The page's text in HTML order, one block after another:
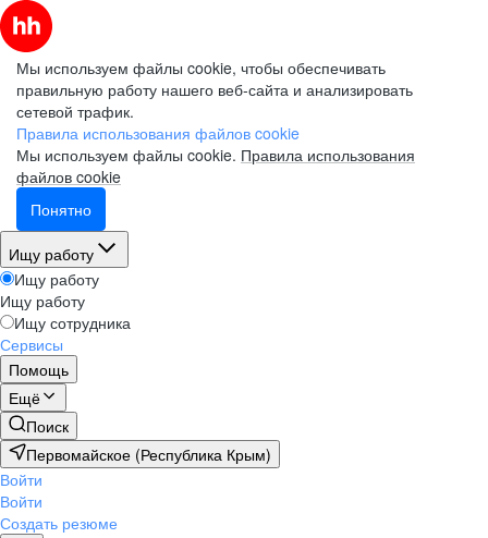
Мы используем файлы cookie, чтобы обеспечивать
правильную работу нашего веб-сайта и анализировать
сетевой трафик.
Правила использования файлов cookie
Мы используем файлы cookie. Правила использования
файлов cookie
Понятно
Ищу работу
Ищу работу
Ищу работу
Ищу сотрудника
Сервисы
Помощь
Ещё
Поиск
Первомайское (Республика Крым)
Войти
Войти
Создать резюме